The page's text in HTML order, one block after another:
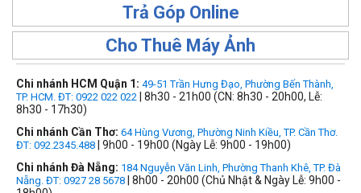
Trả Góp Online
Cho Thuê Máy Ảnh
Chi nhánh HCM Quận 1: 49-51 Trần Hưng Đạo, Phường Bến Thành,
TP. HCM. ĐT: 0922 022 022 | 8h30 - 21h00 (CN: 8h30 - 20h00, Lễ:
8h30 - 17h30)
Chi nhánh Cần Thơ: 64 Hùng Vương, Phường Ninh Kiều, TP. Cần Thơ.
ĐT: 092.2345.488 | 9h00 - 19h00 (Ngày Lễ: 9h00 - 19h00)
Chi nhánh Đà Nẵng: 184 Nguyễn Văn Linh, Phường Thanh Khê, TP. Đà
Nẵng. ĐT: 0927 28 5678 | 8h00 - 20h00 (Chủ Nhật & Ngày Lễ: 9h00 -